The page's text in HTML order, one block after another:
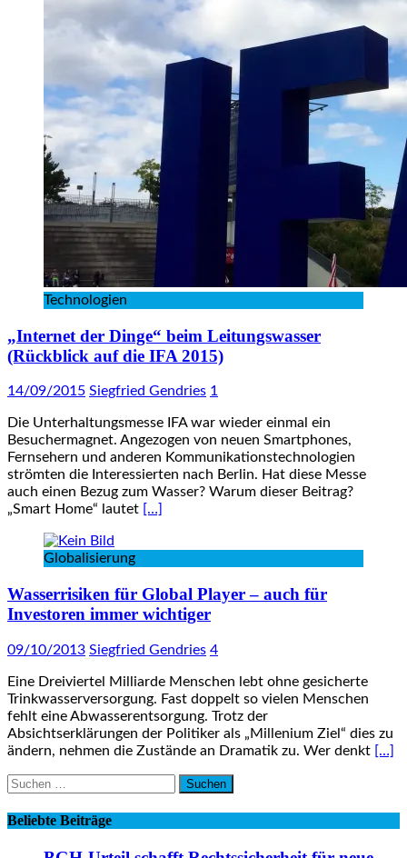
Technologien
„Internet der Dinge“ beim Leitungswasser
(Rückblick auf die IFA 2015)
14/09/2015 Siegfried Gendries 1
Die Unterhaltungsmesse IFA war wieder einmal ein
Besuchermagnet. Angezogen von neuen Smartphones,
Fernsehern und anderen Kommunikationstechnologien
strömten die Interessierten nach Berlin. Hat diese Messe
auch einen Bezug zum Wasser? Warum dieser Beitrag?
„Smart Home“ lautet […]
Globalisierung
Wasserrisiken für Global Player – auch für
Investoren immer wichtiger
09/10/2013 Siegfried Gendries 4
Eine Dreiviertel Milliarde Menschen lebt ohne gesicherte
Trinkwasserversorgung. Fast doppelt so vielen Menschen
fehlt eine Abwasserentsorgung. Trotz der
Absichtserklärungen der Politiker als „Millenium Ziel“ dies zu
ändern, nehmen die Zustände an Dramatik zu. Wer denkt […]
Suchen
Beliebte Beiträge